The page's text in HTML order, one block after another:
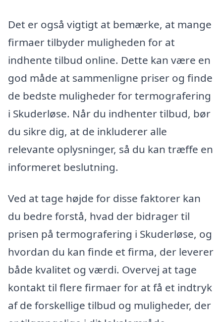
Det er også vigtigt at bemærke, at mange
firmaer tilbyder muligheden for at
indhente tilbud online. Dette kan være en
god måde at sammenligne priser og finde
de bedste muligheder for termografering
i Skuderløse. Når du indhenter tilbud, bør
du sikre dig, at de inkluderer alle
relevante oplysninger, så du kan træffe en
informeret beslutning.
Ved at tage højde for disse faktorer kan
du bedre forstå, hvad der bidrager til
prisen på termografering i Skuderløse, og
hvordan du kan finde et firma, der leverer
både kvalitet og værdi. Overvej at tage
kontakt til flere firmaer for at få et indtryk
af de forskellige tilbud og muligheder, der